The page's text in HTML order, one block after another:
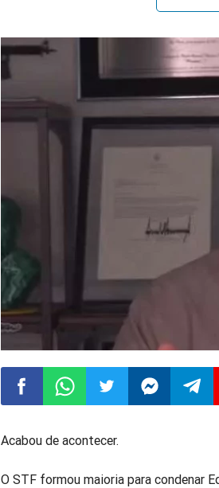
Acabou de acontecer.
O STF formou maioria para condenar